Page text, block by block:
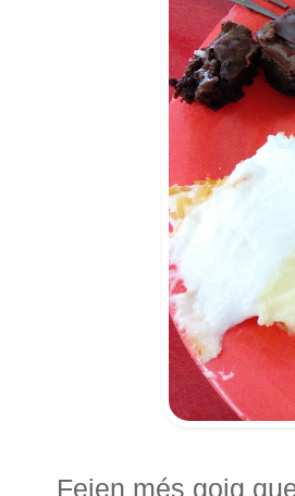
Feien més goig